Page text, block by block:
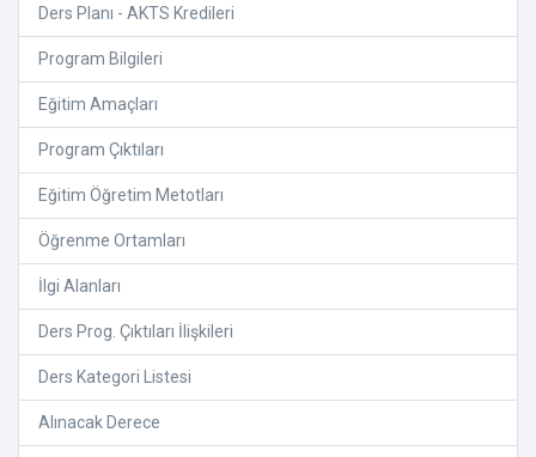
Ders Planı - AKTS Kredileri
Program Bilgileri
Eğitim Amaçları
Program Çıktıları
Eğitim Öğretim Metotları
Öğrenme Ortamları
İlgi Alanları
Ders Prog. Çıktıları İlişkileri
Ders Kategori Listesi
Alınacak Derece